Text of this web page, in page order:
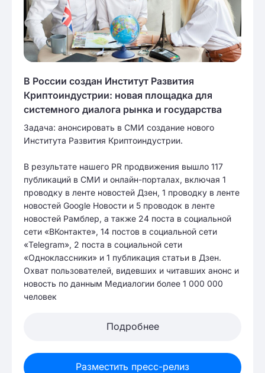
В России создан Институт Развития
Криптоиндустрии: новая площадка для
системного диалога рынка и государства
Задача: анонсировать в СМИ создание нового
Института Развития Криптоиндустрии.
В результате нашего PR продвижения вышло 117
публикаций в СМИ и онлайн-порталах, включая 1
проводку в ленте новостей Дзен, 1 проводку в ленте
новостей Google Новости и 5 проводок в ленте
новостей Рамблер, а также 24 поста в социальной
сети «ВКонтакте», 14 постов в социальной сети
«Telegram», 2 поста в социальной сети
«Одноклассники» и 1 публикация статьи в Дзен.
Охват пользователей, видевших и читавших анонс и
новость по данным Медиалогии более 1 000 000
человек
Подробнее
Разместить пресс-релиз